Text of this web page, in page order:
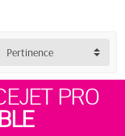
Pertinence
PRO